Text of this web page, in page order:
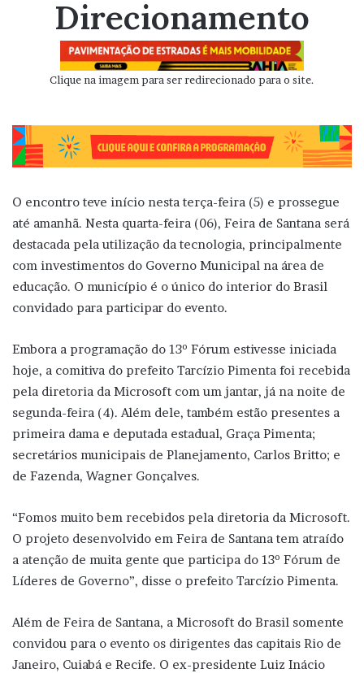
Direcionamento
Clique na imagem para ser redirecionado para o site.
O encontro teve início nesta terça-feira (5) e prossegue
até amanhã. Nesta quarta-feira (06), Feira de Santana será
destacada pela utilização da tecnologia, principalmente
com investimentos do Governo Municipal na área de
educação. O município é o único do interior do Brasil
convidado para participar do evento.
Embora a programação do 13º Fórum estivesse iniciada
hoje, a comitiva do prefeito Tarcízio Pimenta foi recebida
pela diretoria da Microsoft com um jantar, já na noite de
segunda-feira (4). Além dele, também estão presentes a
primeira dama e deputada estadual, Graça Pimenta;
secretários municipais de Planejamento, Carlos Britto; e
de Fazenda, Wagner Gonçalves.
“Fomos muito bem recebidos pela diretoria da Microsoft.
O projeto desenvolvido em Feira de Santana tem atraído
a atenção de muita gente que participa do 13º Fórum de
Líderes de Governo”, disse o prefeito Tarcízio Pimenta.
Além de Feira de Santana, a Microsoft do Brasil somente
convidou para o evento os dirigentes das capitais Rio de
Janeiro, Cuiabá e Recife. O ex-presidente Luiz Inácio